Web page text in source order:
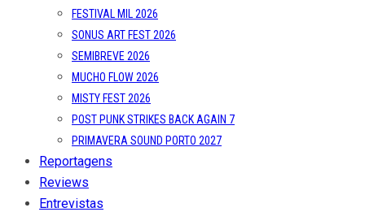
FESTIVAL MIL 2026
SONUS ART FEST 2026
SEMIBREVE 2026
MUCHO FLOW 2026
MISTY FEST 2026
POST PUNK STRIKES BACK AGAIN 7
PRIMAVERA SOUND PORTO 2027
Reportagens
Reviews
Entrevistas